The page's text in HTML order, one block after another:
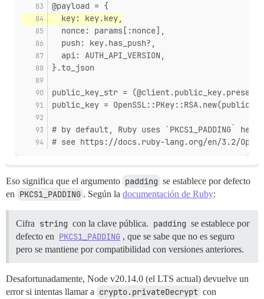
@payload = {
  key: key.key,
  nonce: params[:nonce],
  push: key.has_push?,
  api: AUTH_API_VERSION,
}.to_json
public_key_str =
public_key =
# by default, Ruby uses `PKCS1_PADDING` here
# see https://docs.ruby-lang.org/en/3.2/
Eso significa que el argumento padding se establece por defecto
en PKCS1_PADDING . Según la documentación de Ruby:
Cifra string con la clave pública. padding se establece por
defecto en PKCS1_PADDING , que se sabe que no es seguro
pero se mantiene por compatibilidad con versiones anteriores.
Desafortunadamente, Node v20.14.0 (el LTS actual) devuelve un
error si intentas llamar a crypto.privateDecrypt con